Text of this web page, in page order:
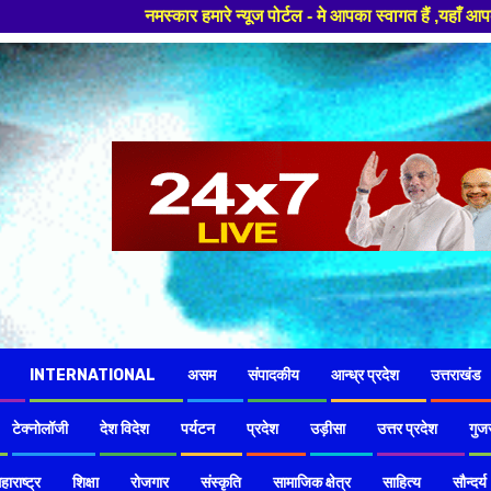
नमस्कार हमारे न्यूज पोर्टल - मे आपका स्वागत हैं ,यहाँ आपको हमेशा ताजा
INTERNATIONAL असम संपादकीय आन्ध्र प्रदेश उत्तराखंड
टेक्नोलॉजी देश विदेश पर्यटन प्रदेश उड़ीसा उत्तर प्रदेश
शिक्षा रोजगार संस्कृति सामाजिक क्षेत्र साहित्य सौन्दर्य